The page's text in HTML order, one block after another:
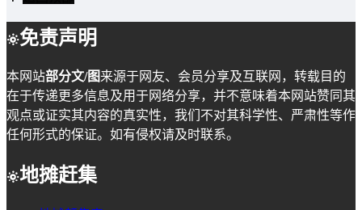
免责声明
本网站部分文/图来源于网友、会员分享及互联网，转载目的
在于传递更多信息及用于网络分享，并不意味着本网站赞同其
观点或证实其内容的真实性，我们不对其科学性、严肃性等作
任何形式的保证。如有侵权请及时联系。
地摊赶集